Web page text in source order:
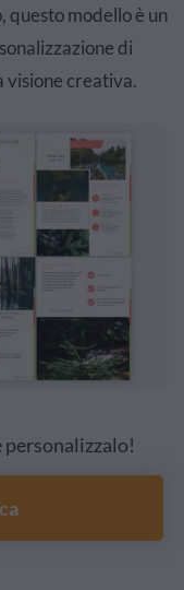
questo modello è un
di
visione creativa.
personalizzalo!